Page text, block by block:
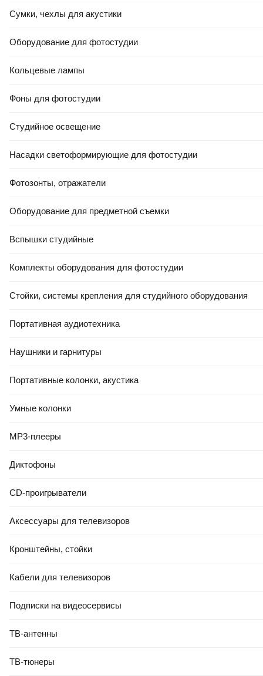
Сумки, чехлы для акустики
Оборудование для фотостудии
Кольцевые лампы
Фоны для фотостудии
Студийное освещение
Насадки светоформирующие для фотостудии
Фотозонты, отражатели
Оборудование для предметной съемки
Вспышки студийные
Комплекты оборудования для фотостудии
Стойки, системы крепления для студийного оборудования
Портативная аудиотехника
Наушники и гарнитуры
Портативные колонки, акустика
Умные колонки
MP3-плееры
Диктофоны
CD-проигрыватели
Аксессуары для телевизоров
Кронштейны, стойки
Кабели для телевизоров
Подписки на видеосервисы
ТВ-антенны
ТВ-тюнеры
0.0
29 00 Ҕ
Подушка туристическая RSP Outdoor Sweet P-SW-OLGN
0.0
Подушка туристическая RSP Outdoor Sweet P-SW-LB (светло-
В корзину
78,00 Ҕ
синий)
0.0
39 50 Ҕ